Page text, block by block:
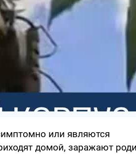
или являются
домой, заражают